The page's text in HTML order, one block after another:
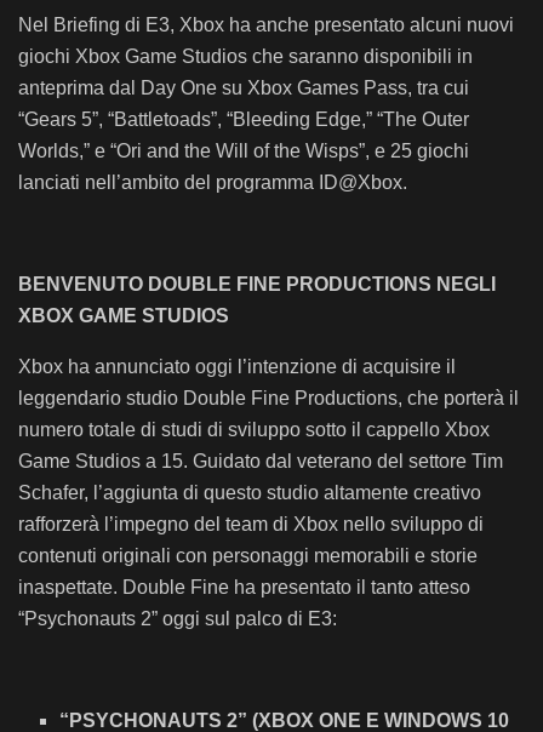
Nel Briefing di E3, Xbox ha anche presentato alcuni nuovi
giochi Xbox Game Studios che saranno disponibili in
anteprima dal Day One su Xbox Games Pass, tra cui
“Gears 5”, “Battletoads”, “Bleeding Edge,” “The Outer
Worlds,” e “Ori and the Will of the Wisps”, e 25 giochi
lanciati nell’ambito del programma ID@Xbox.
BENVENUTO DOUBLE FINE PRODUCTIONS NEGLI
XBOX GAME STUDIOS
Xbox ha annunciato oggi l’intenzione di acquisire il
leggendario studio Double Fine Productions, che porterà il
numero totale di studi di sviluppo sotto il cappello Xbox
Game Studios a 15. Guidato dal veterano del settore Tim
Schafer, l’aggiunta di questo studio altamente creativo
rafforzerà l’impegno del team di Xbox nello sviluppo di
contenuti originali con personaggi memorabili e storie
inaspettate. Double Fine ha presentato il tanto atteso
“Psychonauts 2” oggi sul palco di E3:
“PSYCHONAUTS 2” (XBOX ONE E WINDOWS 10